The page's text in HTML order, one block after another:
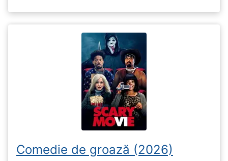
Comedie de groază (2026)